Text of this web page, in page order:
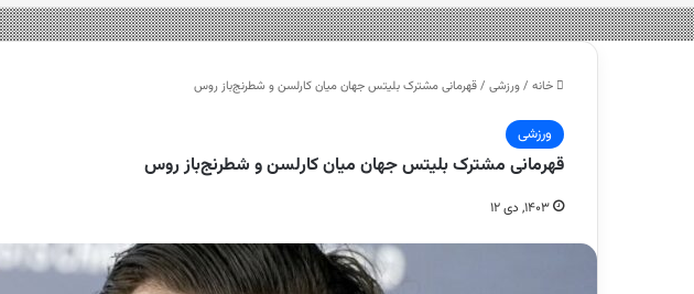
خانه /ورزشی /قهرمانی مشترک بلیتس جهان میان کارلسن و شطرنج‌باز روس
ورزشی
قهرمانی مشترک بلیتس جهان میان کارلسن و شطرنج‌باز روس
۱۴۰۳, دی ۱۲